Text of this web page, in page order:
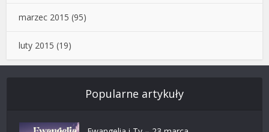
marzec 2015 (95)
luty 2015 (19)
Popularne artykuły